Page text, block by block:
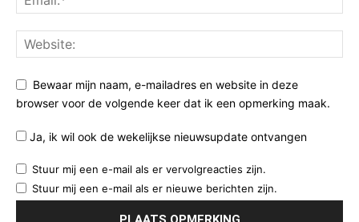
Bewaar mijn naam, e-mailadres en website in deze
browser voor de volgende keer dat ik een opmerking maak.
Ja, ik wil ook de wekelijkse nieuwsupdate ontvangen
Stuur mij een e-mail als er vervolgreacties zijn.
Stuur mij een e-mail als er nieuwe berichten zijn.